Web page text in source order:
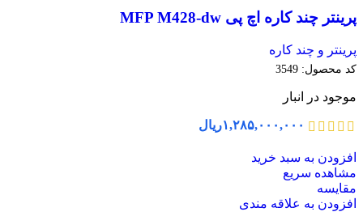
پرینتر چند کاره اچ پی MFP M428-dw
پرینتر و چند کاره
کد محصول: 3549
موجود در انبار
۱,۲۸۵,۰۰۰,۰۰۰ریال
افزودن به سبد خرید
مشاهده سریع
مقایسه
افزودن به علاقه مندی